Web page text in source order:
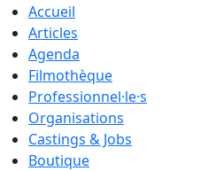
Accueil
Articles
Agenda
Filmothèque
Professionnel·le·s
Organisations
Castings & Jobs
Boutique